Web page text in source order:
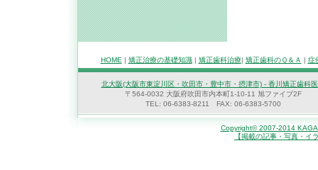
HOME | 矯正治療の基礎知識| 矯正歯科治療| 矯正歯科のＱ＆Ａ | 症
北大阪(大阪市東淀川区・吹田市・豊中市・摂津市) - 香川矯正歯科
〒564-0032 大阪府吹田市内本町1-10-11 旭ファイブ2F
TEL: 06-6383-8211 FAX: 06-6383-5700
Copyright© 2007-2014
【掲載の記事・写真・イ